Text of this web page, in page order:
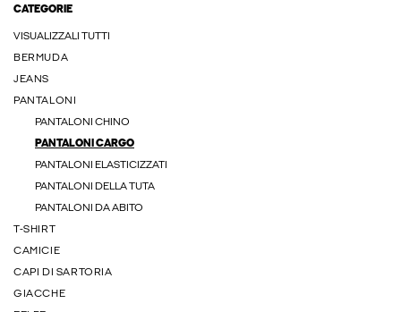
CATEGORIE
VISUALIZZALI TUTTI
BERMUDA
JEANS
PANTALONI
PANTALONI CHINO
PANTALONI CARGO
PANTALONI ELASTICIZZATI
PANTALONI DELLA TUTA
PANTALONI DA ABITO
T-SHIRT
CAMICIE
CAPI DI SARTORIA
GIACCHE